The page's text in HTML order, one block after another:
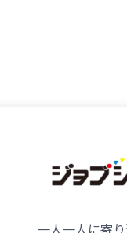
一人一人に寄